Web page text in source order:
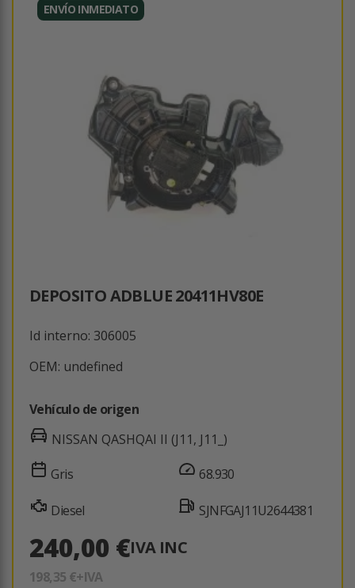
ENVÍO INMEDIATO
DEPOSITO ADBLUE 20411HV80E
Id interno: 306005
OEM: undefined
Vehículo de origen
NISSAN QASHQAI II (J11, J11_)
Gris
Diesel
68.930
SJNFGAJ11U2644381
240,00 €IVA INC
198,35 €+IVA